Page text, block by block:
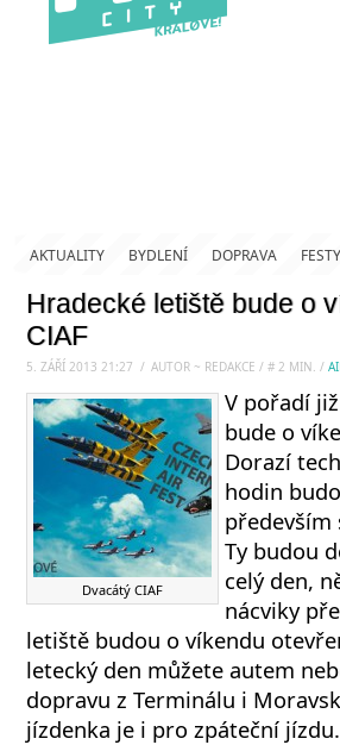
AKTUALITY BYDLENÍ DOPRAVA FESTY
Hradecké letiště bude o
CIAF
5. ZÁŘÍ 2013 21:27 / AUTOR ~ REDAKCE / # 2 MIN. /
Dvacátý CIAF
V pořadí
bude o
Dorazí
hodin
Ty budou
celý den,
nácviky
letiště budou o víkendu
letecký den můžete autem
dopravu z Terminálu i
jízdenka je i pro zpáteční jízdu.